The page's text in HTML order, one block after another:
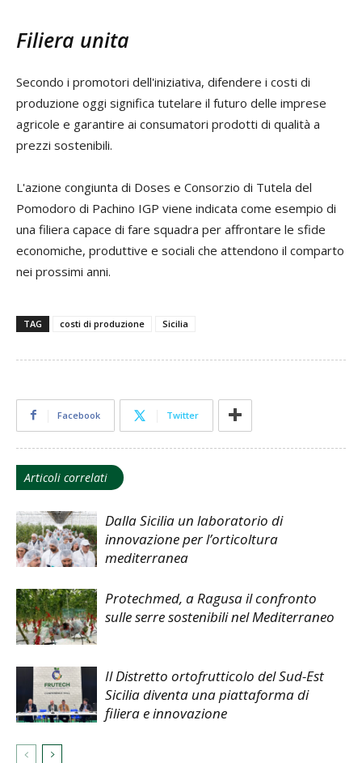
Filiera unita
Secondo i promotori dell'iniziativa, difendere i costi di
produzione oggi significa tutelare il futuro delle imprese
agricole e garantire ai consumatori prodotti di qualità a
prezzi sostenibili.
L'azione congiunta di Doses e Consorzio di Tutela del
Pomodoro di Pachino IGP viene indicata come esempio di
una filiera capace di fare squadra per affrontare le sfide
economiche, produttive e sociali che attendono il comparto
nei prossimi anni.
TAG costi di produzione Sicilia
Facebook Twitter
Articoli correlati
Dalla Sicilia un laboratorio di
innovazione per l’orticoltura
mediterranea
Protechmed, a Ragusa il confronto
sulle serre sostenibili nel Mediterraneo
Il Distretto ortofrutticolo del Sud-Est
Sicilia diventa una piattaforma di
filiera e innovazione